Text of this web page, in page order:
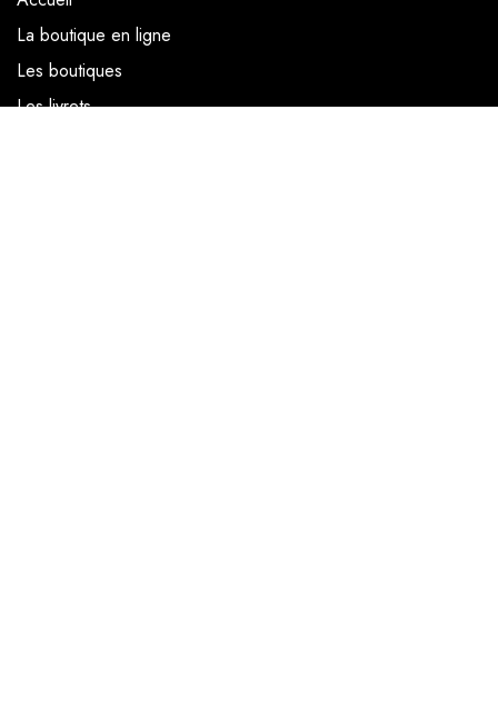
La boutique en ligne
Les boutiques
Les livrets